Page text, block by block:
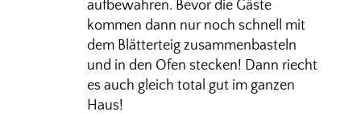
aufbewahren. Bevor die Gäste
kommen dann nur noch schnell mit
dem Blätterteig zusammenbasteln
und in den Ofen stecken! Dann riecht
es auch gleich total gut im ganzen
Haus!